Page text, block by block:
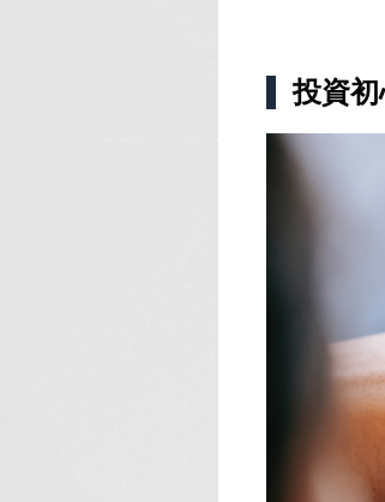
投資